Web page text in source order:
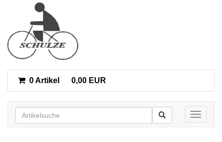
0 Artikel 0,00 EUR
Toggle